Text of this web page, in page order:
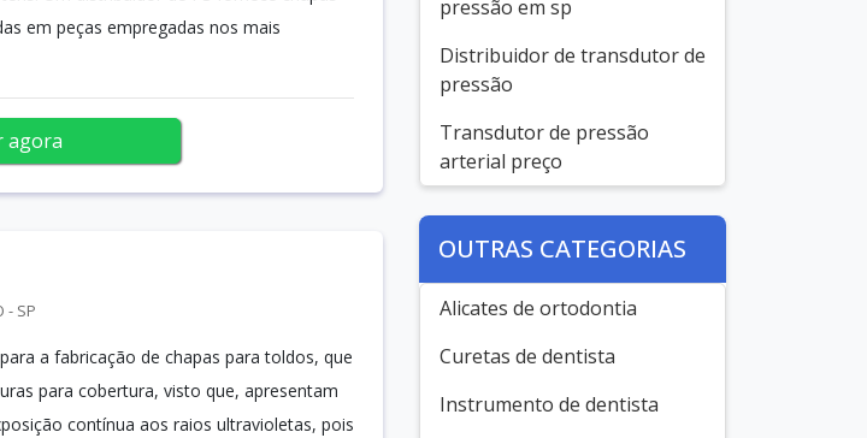
em peças empregadas nos mais
agora
- SP
a fabricação de chapas para toldos, que
para cobertura, visto que, apresentam
contínua aos raios ultravioletas, pois
pressão em sp
Distribuidor de transdutor de
pressão
Transdutor de pressão
arterial preço
OUTRAS CATEGORIAS
Alicates de ortodontia
Curetas de dentista
Instrumento de dentista